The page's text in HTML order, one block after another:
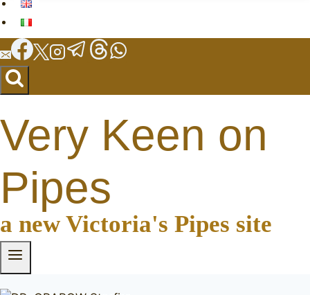
Very Keen on
Pipes
a new Victoria's Pipes site